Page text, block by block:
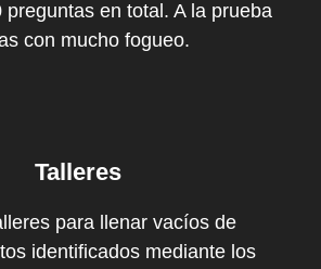
preguntas en total. A la prueba
con mucho fogueo.
Talleres
para llenar vacíos de
identificados mediante los